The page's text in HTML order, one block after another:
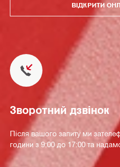
ВІДКРИТИ
Зворотний дзвінок
Після вашого запиту ми
години з 9:00 до 17:00 та